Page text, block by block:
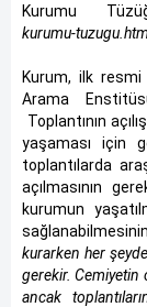
Kurumu
kurumu-
Kurum, ilk resmi
Arama
Toplantının
yaşaması için
toplantılarda
açılmasının
kurumun
kurarken her
gerekir. Cemiyetin
ancak